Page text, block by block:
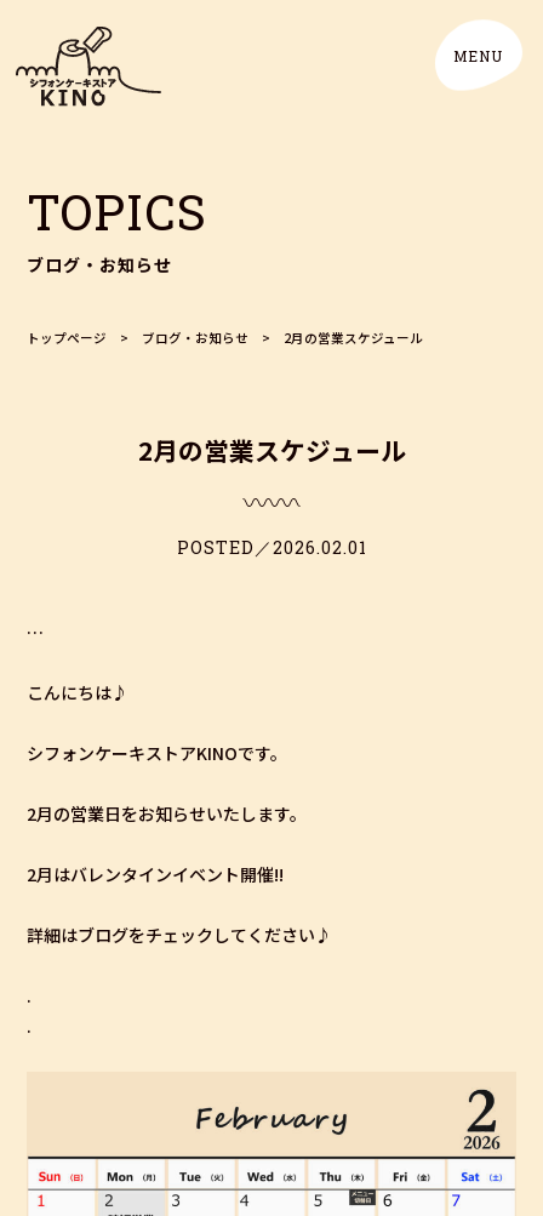
TOPICS
ブログ・お知らせ
トップページ > ブログ・お知らせ > 2月の営業スケジュール
2月の営業スケジュール
POSTED／2026.02.01
…
こんにちは♪
シフォンケーキストアKINOです。
2月の営業日をお知らせいたします。
2月はバレンタインイベント開催!!
詳細はブログをチェックしてください♪
.
.